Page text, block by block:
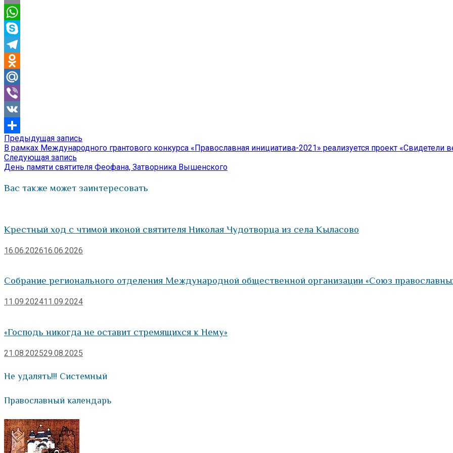
Email
WhatsApp
Skype
Telegram
Odnoklassniki
Mail.Ru
Viber
VK
Отправить
Навигация
по
записям
Предыдущая запись
запись:
В рамках Международного грантового конкурса «Православная инициатива-2021» реализуется проект «Свидетели
Следующая запись
запись:
День памяти святителя Феофана, Затворника Вышенского
Вас также может заинтересовать
Крестный ход с чтимой иконой святителя Николая Чудотворца из села Кыласово
16.06.202616.06.2026
Собрание регионального отделения Международной общественной организации «Союз
11.09.202411.09.2024
«Господь никогда не оставит стремящихся к Нему»
21.08.202529.08.2025
Не удалять!!! Системный
Православный календарь